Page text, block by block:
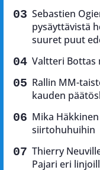
Sebastien
pysäyttävistä
suuret puut
Valtteri Bottas
Rallin MM-
kauden
Mika
siirtohuhuihin
Thierry
Pajari eri